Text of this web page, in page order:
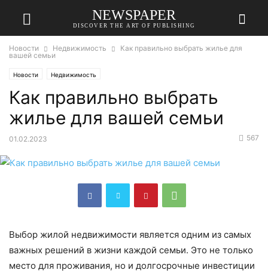
NEWSPAPER
DISCOVER THE ART OF PUBLISHING
Новости Недвижимость
Как правильно выбрать жилье для
вашей семьи
Новости Недвижимость
Как правильно выбрать
жилье для вашей семьи
01.02.2023 567
Выбор жилой недвижимости является одним из самых
важных решений в жизни каждой семьи. Это не только
место для проживания, но и долгосрочные инвестиции